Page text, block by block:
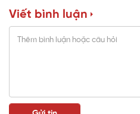
Viết bình luận